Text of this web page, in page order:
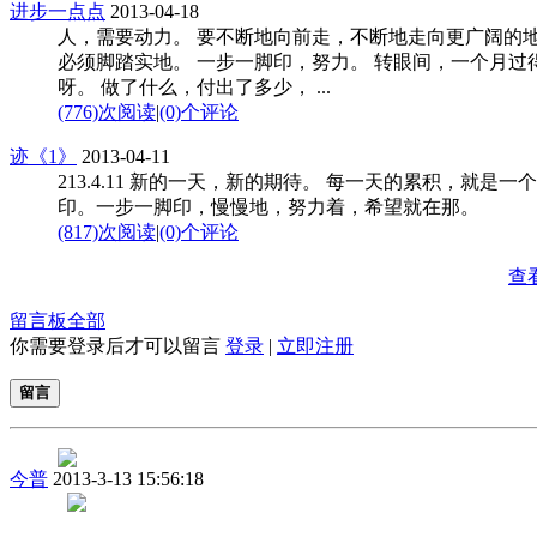
进步一点点 2013-04-18
人，需要动力。 要不断地向前走，不断地走向更广阔的
必须脚踏实地。 一步一脚印，努力。 转眼间，一个月过
呀。 做了什么，付出了多少， ...
(776)次阅读|(0)个评论
迹《1》
2013-04-11
213.4.11 新的一天，新的期待。 每一天的累积，就是一
印。一步一脚印，慢慢地，努力着，希望就在那。
(817)次阅读|(0)个评论
查
留言板全部
你需要登录后才可以留言 登录 | 立即注册
留言
今普 2013-3-13 15:56:18